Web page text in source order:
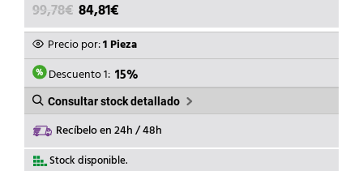
99,78€ EL
PRECIO
ORIGINAL
ERA:
99,78€.
84,81€
PRECIO
ACTUAL
ES:
84,81€.
Precio por:1 Pieza
Descuento 1: 15%
Consultar stock detallado
Recíbelo en 24h / 48h
Stock disponible.